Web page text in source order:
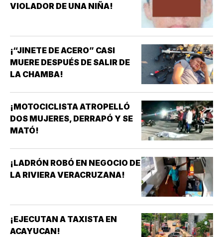
VIOLADOR DE UNA NIÑA!
¡“JINETE DE ACERO” CASI
MUERE DESPUÉS DE SALIR DE
LA CHAMBA!
¡MOTOCICLISTA ATROPELLÓ
DOS MUJERES, DERRAPÓ Y SE
MATÓ!
¡LADRÓN ROBÓ EN NEGOCIO DE
LA RIVIERA VERACRUZANA!
¡EJECUTAN A TAXISTA EN
ACAYUCAN!